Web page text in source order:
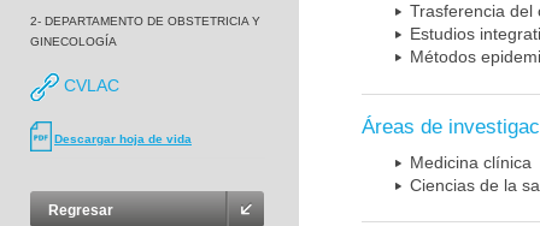
2- DEPARTAMENTO DE OBSTETRICIA Y
GINECOLOGÍA
CVLAC
Descargar hoja de vida
Regresar
Trasferencia del
Estudios
Métodos
Áreas de
Medicina clínica
Ciencias de la